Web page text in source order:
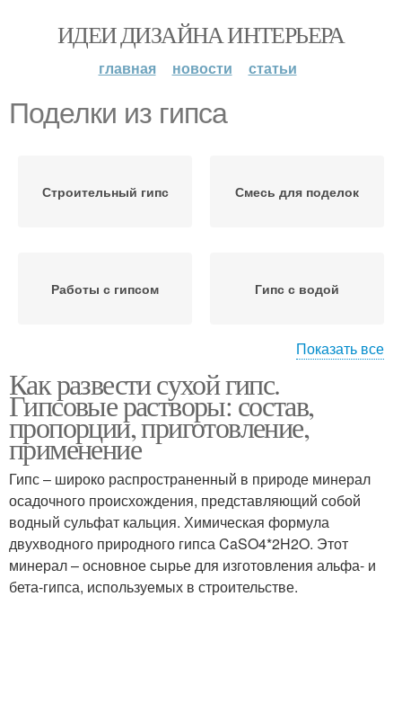
ИДЕИ ДИЗАЙНА ИНТЕРЬЕРА
главная новости статьи
Поделки из гипса
Строительный гипс Смесь для поделок
Работы с гипсом Гипс с водой
Кашпо из гипса Изделия из гипса
Плитки из гипса Краска для гипса
Гипс от воды
Показать все
Как развести сухой гипс.
Гипсовые растворы: состав,
пропорции, приготовление,
применение
Гипс – широко распространенный в природе минерал
осадочного происхождения, представляющий собой
водный сульфат кальция. Химическая формула
двухводного природного гипса CaSO4*2H2O. Этот
минерал – основное сырье для изготовления альфа- и
бета-гипса, используемых в строительстве.